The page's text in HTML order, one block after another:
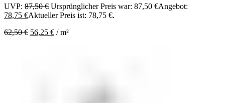
UVP: 87,50€ Ursprünglicher Preis war: 87,50 €Angebot:
78,75 €Aktueller Preis ist: 78,75 €.
62,50€ 56,25 € /m²